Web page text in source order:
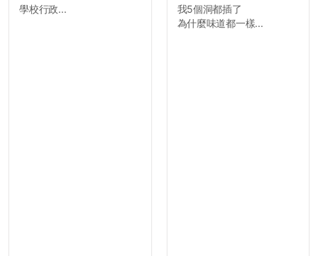
學校行政...
我5個洞都插了
為什麼味道都一樣...